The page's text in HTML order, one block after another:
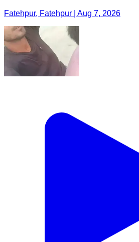
Fatehpur, Fatehpur | Aug 7, 2026